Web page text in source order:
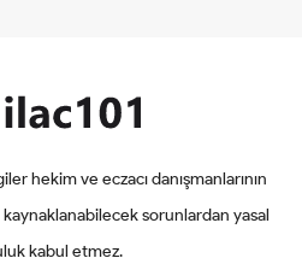
hekim ve eczacı danışmanlarının
sorunlardan yasal
kabul etmez.